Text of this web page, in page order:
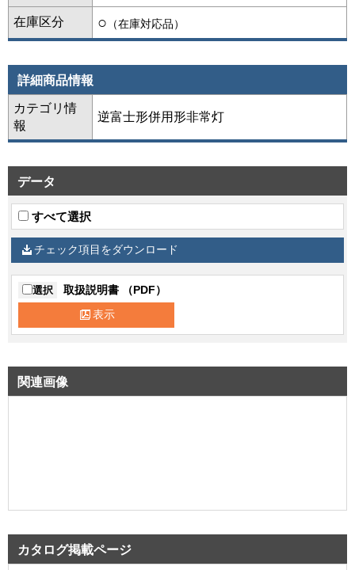
在庫区分 ○ （在庫対応品）
詳細商品情報
カテゴリ情
報
逆富士形併用形非常灯
データ
すべて選択
チェック項目をダウンロード
選択 取扱説明書 （PDF）
表示
関連画像
カタログ掲載ページ